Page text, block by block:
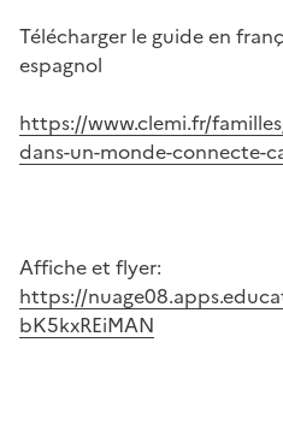
Télécharger le guide en
espagnol
https://www.clemi.fr/
dans-un-monde-connecte-
Affiche et flyer:
https://
bK5kxREiMAN